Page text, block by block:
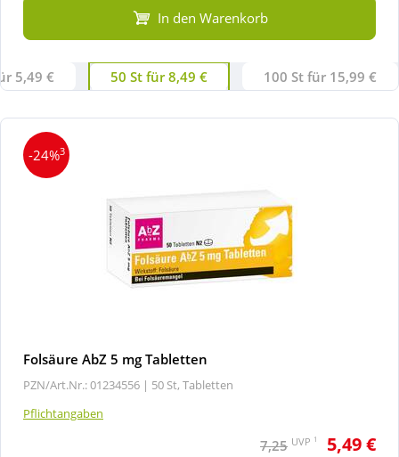
In den Warenkorb
5,49 € 50 St für 8,49 € 100 St für 15,99 €
-24%3
Folsäure AbZ 5 mg Tabletten
PZN/Art.Nr.: 01234556 | 50 St, Tabletten
Pflichtangaben
7,25 UVP 1 5,49 €